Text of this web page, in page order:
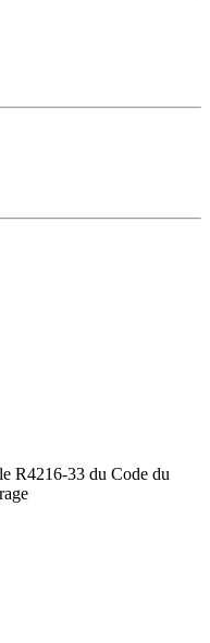
R4216-33 du Code du